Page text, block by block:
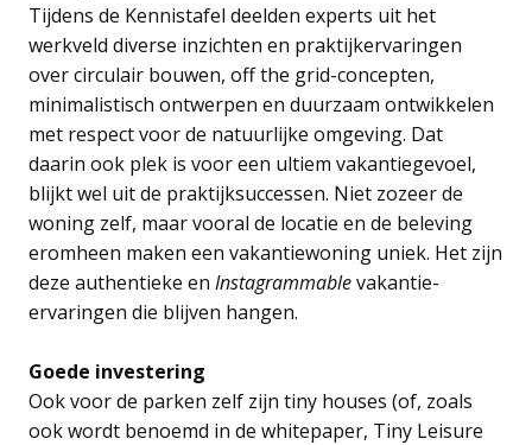
Tijdens de Kennistafel deelden experts uit het
werkveld diverse inzichten en praktijkervaringen
over circulair bouwen, off the grid-concepten,
minimalistisch ontwerpen en duurzaam ontwikkelen
met respect voor de natuurlijke omgeving. Dat
daarin ook plek is voor een ultiem vakantiegevoel,
blijkt wel uit de praktijksuccessen. Niet zozeer de
woning zelf, maar vooral de locatie en de beleving
eromheen maken een vakantiewoning uniek. Het zijn
deze authentieke en Instagrammablevakantie-
ervaringen die blijven hangen.
Goede investering
Ook voor de parken zelf zijn tiny houses (of, zoals
ook wordt benoemd in de whitepaper, Tiny Leisure